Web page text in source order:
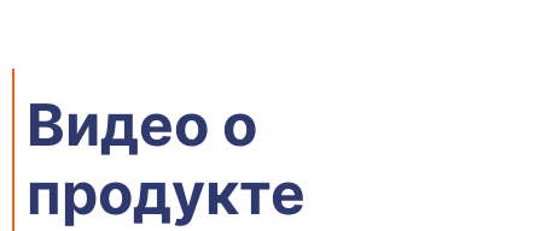
Видео о
продукте